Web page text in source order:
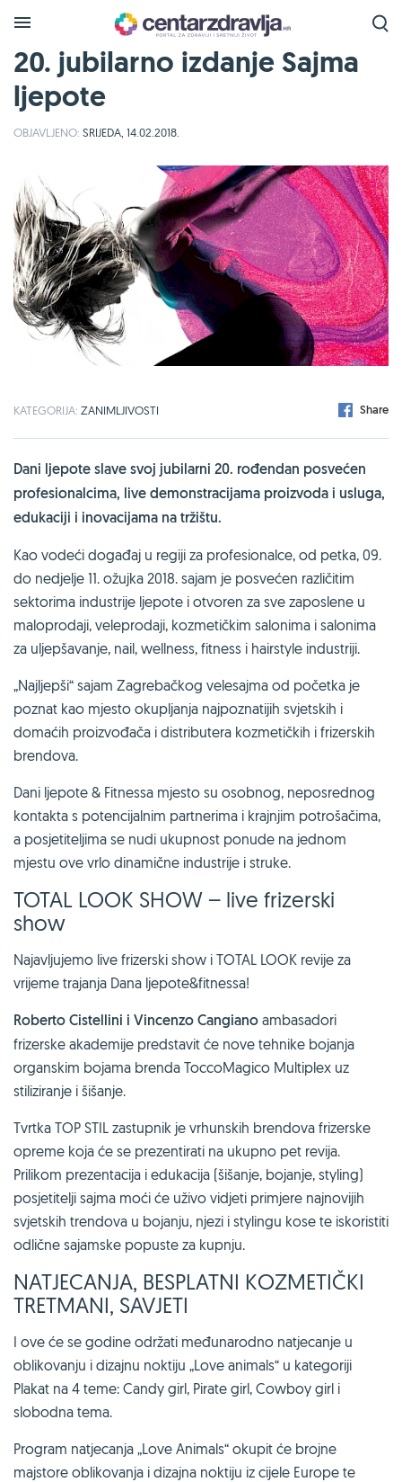
20. jubilarno izdanje Sajma
ljepote
OBJAVLJENO: SRIJEDA, 14.02.2018.
KATEGORIJA: ZANIMLJIVOSTI Share
Dani ljepote slave svoj jubilarni 20. rođendan posvećen
profesionalcima, live demonstracijama proizvoda i usluga,
edukaciji i inovacijama na tržištu.
Kao vodeći događaj u regiji za profesionalce, od petka, 09.
do nedjelje 11. ožujka 2018. sajam je posvećen različitim
sektorima industrije ljepote i otvoren za sve zaposlene u
maloprodaji, veleprodaji, kozmetičkim salonima i salonima
za uljepšavanje, nail, wellness, fitness i hairstyle industriji.
„Najljepši“ sajam Zagrebačkog velesajma od početka je
poznat kao mjesto okupljanja najpoznatijih svjetskih i
domaćih proizvođača i distributera kozmetičkih i frizerskih
brendova.
Dani ljepote & Fitnessa mjesto su osobnog, neposrednog
kontakta s potencijalnim partnerima i krajnjim potrošačima,
a posjetiteljima se nudi ukupnost ponude na jednom
mjestu ove vrlo dinamične industrije i struke.
TOTAL LOOK SHOW – live frizerski
show
Najavljujemo live frizerski show i TOTAL LOOK revije za
vrijeme trajanja Dana ljepote&fitnessa!
Roberto Cistellini i Vincenzo Cangiano ambasadori
frizerske akademije predstavit će nove tehnike bojanja
organskim bojama brenda ToccoMagico Multiplex uz
stiliziranje i šišanje.
Tvrtka TOP STIL zastupnik je vrhunskih brendova frizerske
opreme koja će se prezentirati na ukupno pet revija.
Prilikom prezentacija i edukacija (šišanje, bojanje, styling)
posjetitelji sajma moći će uživo vidjeti primjere najnovijih
svjetskih trendova u bojanju, njezi i stylingu kose te iskoristiti
odlične sajamske popuste za kupnju.
NATJECANJA, BESPLATNI KOZMETIČKI
TRETMANI, SAVJETI
I ove će se godine održati međunarodno natjecanje u
oblikovanju i dizajnu noktiju „Love animals“ u kategoriji
Plakat na 4 teme: Candy girl, Pirate girl, Cowboy girl i
slobodna tema.
Program natjecanja „Love Animals“ okupit će brojne
majstore oblikovanja i dizajna noktiju iz cijele Europe te